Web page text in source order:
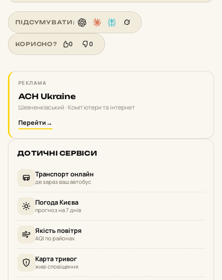
ПІДСУМУВАТИ:
КОРИСНО? 0 0
РЕКЛАМА
ACH Ukraine
Шевченківський · Комп'ютери та інтернет
Перейти→
ДОТИЧНІ СЕРВІСИ
Транспорт онлайн
де зараз ваш автобус
Погода Києва
прогноз на 7 днів
Якість повітря
AQI по районах
Карта тривог
живі сповіщення